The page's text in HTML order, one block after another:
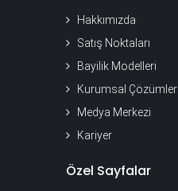
Hakkımızda
Satış Noktaları
Bayilik Modelleri
Kurumsal Çözümler
Medya Merkezi
Kariyer
Özel Sayfalar